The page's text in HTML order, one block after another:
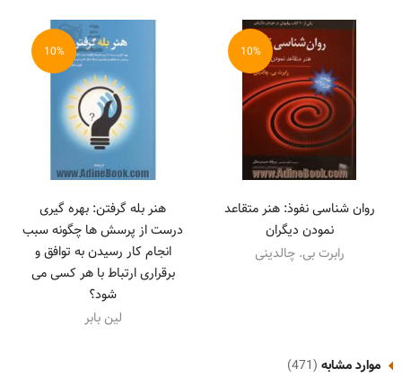
10%
روان شناسی نفوذ: هنر متقاعد
نمودن دیگران
رابرت بی. چالدینی
10%
هنر بله گرفتن: بهره گیری
درست از پرسش ها چگونه سبب
انجام کار رسیدن به توافق و
برقراری ارتباط با هر کسی می
شود؟
لین بابر
موارد مشابه (471)